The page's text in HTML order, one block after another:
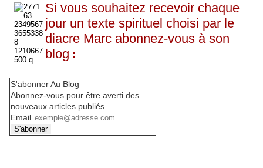
Si vous souhaitez recevoir chaque
jour un texte spirituel choisi par le
diacre Marc abonnez-vous à son
blog :
S'abonner Au Blog
Abonnez-vous pour être averti des
nouveaux articles publiés.
Email